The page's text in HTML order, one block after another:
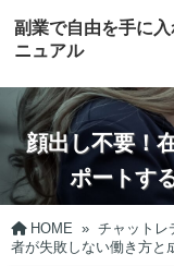
副業で自由を手に
ニュアル
顔出し不要！
ポートす
HOME » チャットレ
者が失敗しない働き方と